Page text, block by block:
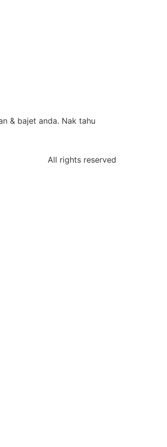
& bajet anda. Nak tahu
All rights reserved